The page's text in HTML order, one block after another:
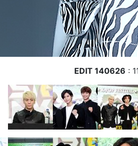
EDIT 140626 :